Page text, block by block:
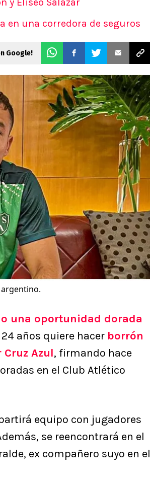
en una corredora de seguros
Google!
una oportunidad dorada
años quiere hacer borrón
Azul, firmando hace
en el Club Atlético
equipo con jugadores
se reencontrará en el
ex compañero suyo en el